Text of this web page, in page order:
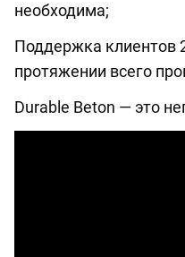
необходима;
Поддержка клиентов
протяжении всего
Durable Beton — это